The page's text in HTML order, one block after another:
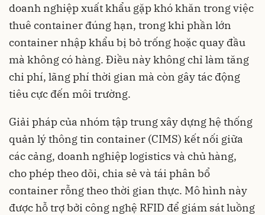
doanh nghiệp xuất khẩu gặp khó khăn trong việc
thuê container đúng hạn, trong khi phần lớn
container nhập khẩu bị bỏ trống hoặc quay đầu
mà không có hàng. Điều này không chỉ làm tăng
chi phí, lãng phí thời gian mà còn gây tác động
tiêu cực đến môi trường.
Giải pháp của nhóm tập trung xây dựng hệ thống
quản lý thông tin container (CIMS) kết nối giữa
các cảng, doanh nghiệp logistics và chủ hàng,
cho phép theo dõi, chia sẻ và tái phân bổ
container rỗng theo thời gian thực. Mô hình này
được hỗ trợ bởi công nghệ RFID để giám sát luồng